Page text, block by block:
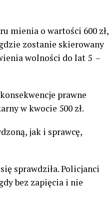
mienia o wartości 600 zł,
zostanie skierowany
wolności do lat 5 –
prawne
w kwocie 500 zł.
jak i sprawcę,
sprawdziła. Policjanci
bez zapięcia i nie